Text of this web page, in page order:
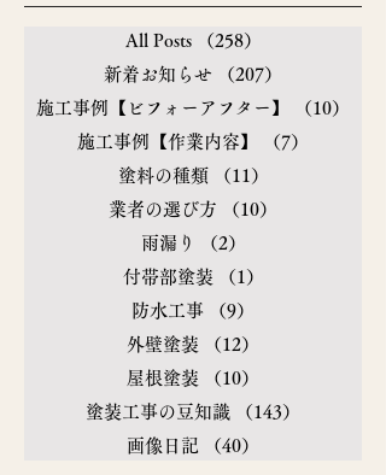
All Posts （258）
新着お知らせ
（207）
施工事例【ビフォーアフター】
（10）
施工事例【作業内容】
（7）
塗料の種類
（11）
業者の選び方
（10）
雨漏り
（2）
付帯部塗装
（1）
防水工事
（9）
外壁塗装
（12）
屋根塗装
（10）
塗装工事の豆知識
（143）
画像日記
（40）